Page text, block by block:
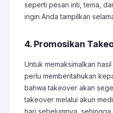
seperti pesan inti, tema,
ingin Anda tampilkan
4. Promosikan
Untuk memaksimalkan
perlu memberitahukan
bahwa takeover akan
takeover melalui akun
hari sebelumnya,